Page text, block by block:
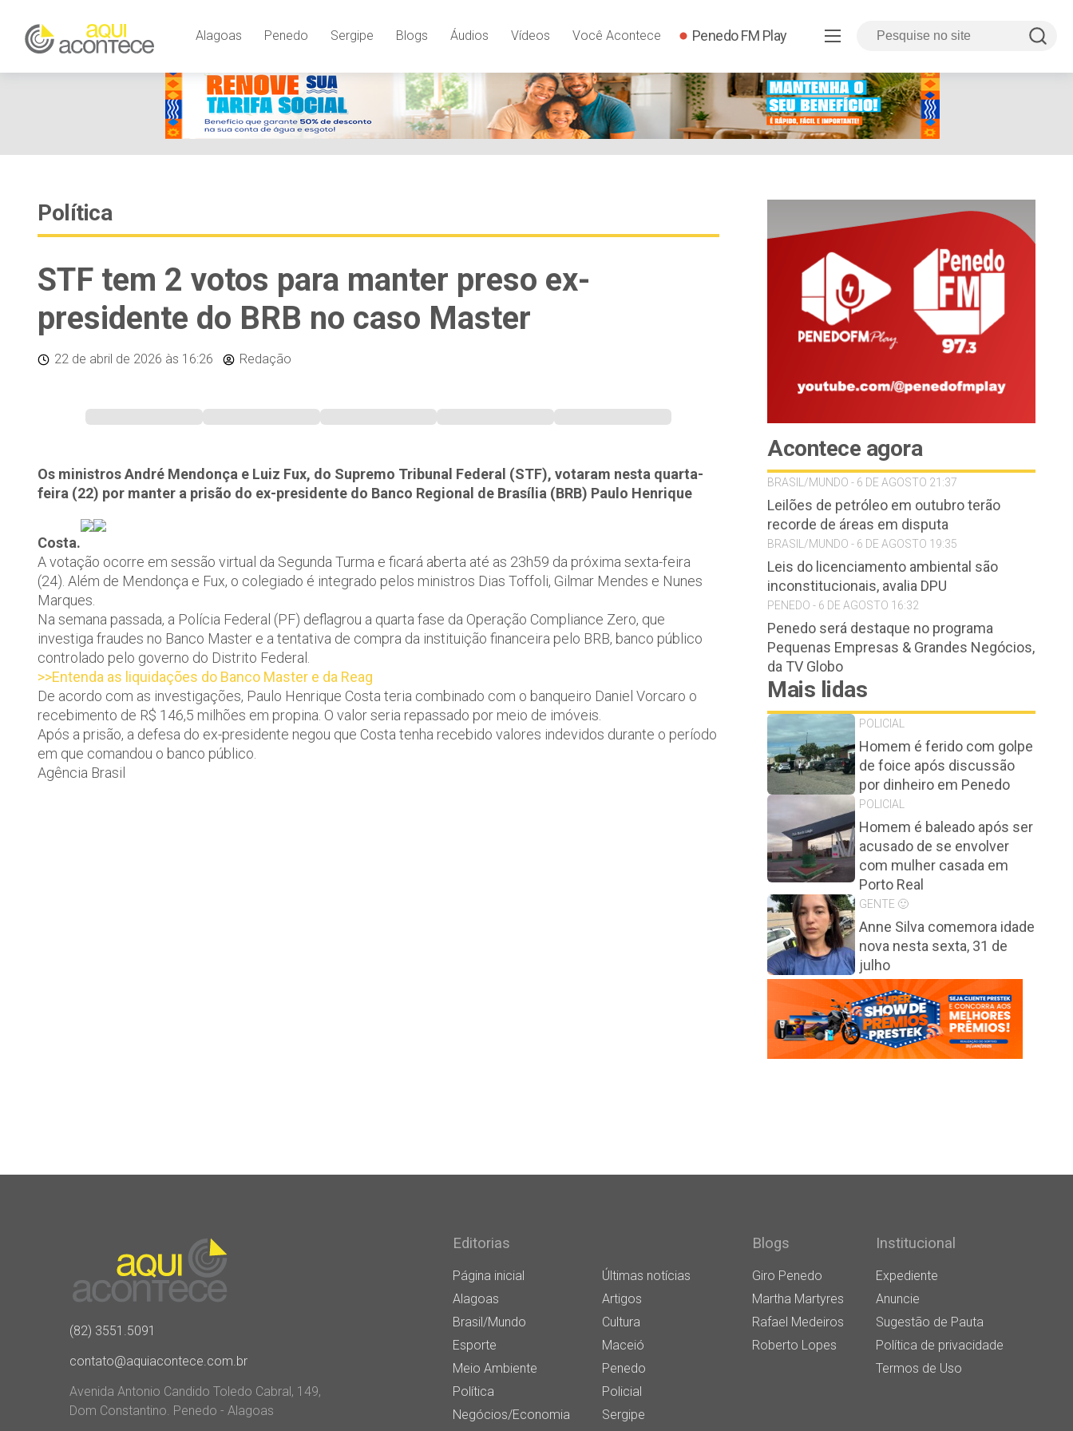
Alagoas Penedo Sergipe Blogs Áudios Vídeos Você Acontece Penedo FM Play
Política
STF tem 2 votos para manter preso ex-
presidente do BRB no caso Master
22 de abril de 2026 às 16:26 Redação
Os ministros André Mendonça e Luiz Fux, do Supremo Tribunal Federal (STF), votaram nesta quarta-
feira (22) por manter a prisão do ex-presidente do Banco Regional de Brasília (BRB) Paulo Henrique
Costa.
A votação ocorre em sessão virtual da Segunda Turma e ficará aberta até as 23h59 da próxima sexta-feira
(24). Além de Mendonça e Fux, o colegiado é integrado pelos ministros Dias Toffoli, Gilmar Mendes e Nunes
Marques.
Na semana passada, a Polícia Federal (PF) deflagrou a quarta fase da Operação Compliance Zero, que
investiga fraudes no Banco Master e a tentativa de compra da instituição financeira pelo BRB, banco público
controlado pelo governo do Distrito Federal.
>>Entenda as liquidações do Banco Master e da Reag
De acordo com as investigações, Paulo Henrique Costa teria combinado com o banqueiro Daniel Vorcaro o
recebimento de R$ 146,5 milhões em propina. O valor seria repassado por meio de imóveis.
Após a prisão, a defesa do ex-presidente negou que Costa tenha recebido valores indevidos durante o período
em que comandou o banco público.
Agência Brasil
Acontece agora
BRASIL/MUNDO - 6 DE AGOSTO 21:37
Leilões de petróleo em outubro terão
recorde de áreas em disputa
BRASIL/MUNDO - 6 DE AGOSTO 19:35
Leis do licenciamento ambiental são
inconstitucionais, avalia DPU
PENEDO - 6 DE AGOSTO 16:32
Penedo será destaque no programa
Pequenas Empresas & Grandes Negócios,
da TV Globo
Mais lidas
POLICIAL
Homem é ferido com golpe
de foice após discussão
por dinheiro em Penedo
POLICIAL
Homem é baleado após ser
acusado de se envolver
com mulher casada em
Porto Real
GENTE 🙂
Anne Silva comemora idade
nova nesta sexta, 31 de
julho
(82) 3551.5091
contato@aquiacontece.com.br
Avenida Antonio Candido Toledo Cabral, 149,
Dom Constantino. Penedo - Alagoas
Editorias
Página inicial
Últimas notícias
Alagoas
Artigos
Brasil/Mundo
Cultura
Esporte
Maceió
Meio Ambiente
Penedo
Política
Policial
Negócios/Economia
Sergipe
Blogs
Giro Penedo
Martha Martyres
Rafael Medeiros
Roberto Lopes
Institucional
Expediente
Anuncie
Sugestão de Pauta
Política de privacidade
Termos de Uso